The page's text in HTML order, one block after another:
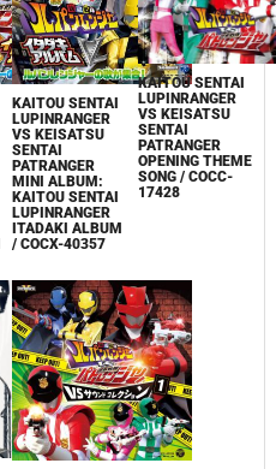
KAITOU SENTAI
LUPINRANGER
VS KEISATSU
SENTAI
PATRANGER
MINI ALBUM:
KAITOU SENTAI
LUPINRANGER
ITADAKI ALBUM
/ COCX-40357
KAITOU SENTAI
LUPINRANGER
VS KEISATSU
SENTAI
PATRANGER
OPENING THEME
SONG / COCC-
17428